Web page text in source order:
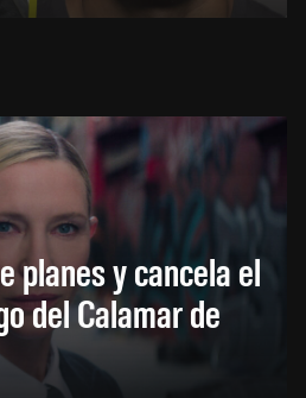
planes y cancela el
del Calamar de